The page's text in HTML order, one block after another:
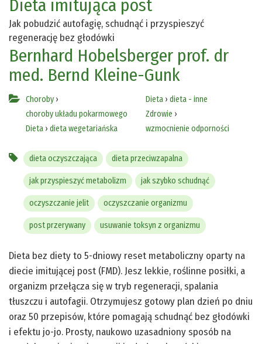
Dieta imitująca post
Jak pobudzić autofagię, schudnąć i przyspieszyć
regenerację bez głodówki
Bernhard Hobelsberger prof. dr
med. Bernd Kleine-Gunk
Choroby ›
choroby układu pokarmowego
Dieta › dieta wegetariańska
Dieta› dieta - inne
Zdrowie ›
wzmocnienie odporności
dieta oczyszczająca dieta przeciwzapalna
jak przyspieszyć metabolizm jak szybko schudnąć
oczyszczanie jelit oczyszczanie organizmu
post przerywany usuwanie toksyn z organizmu
Dieta bez diety to 5-dniowy reset metaboliczny oparty na
diecie imitującej post (FMD). Jesz lekkie, roślinne posiłki, a
organizm przełącza się w tryb regeneracji, spalania
tłuszczu i autofagii. Otrzymujesz gotowy plan dzień po dniu
oraz 50 przepisów, które pomagają schudnąć bez głodówki
i efektu jo-jo. Prosty, naukowo uzasadniony sposób na